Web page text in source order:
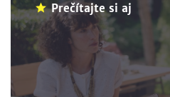
Prečítajte si aj